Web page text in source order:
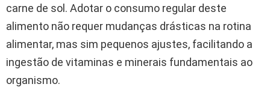
carne de sol. Adotar o consumo regular deste
alimento não requer mudanças drásticas na rotina
alimentar, mas sim pequenos ajustes, facilitando a
ingestão de vitaminas e minerais fundamentais ao
organismo.